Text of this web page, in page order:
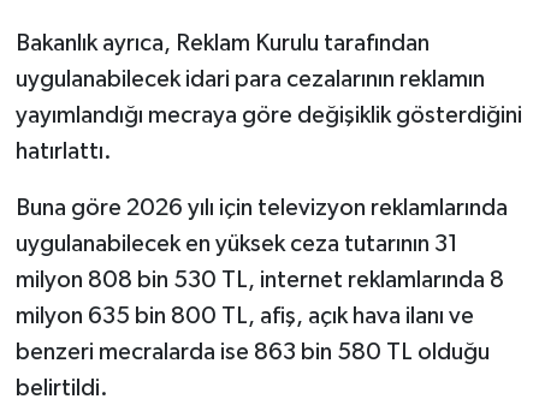
Bakanlık ayrıca, Reklam Kurulu tarafından
uygulanabilecek idari para cezalarının reklamın
yayımlandığı mecraya göre değişiklik gösterdiğini
hatırlattı.
Buna göre 2026 yılı için televizyon reklamlarında
uygulanabilecek en yüksek ceza tutarının 31
milyon 808 bin 530 TL, internet reklamlarında 8
milyon 635 bin 800 TL, afiş, açık hava ilanı ve
benzeri mecralarda ise 863 bin 580 TL olduğu
belirtildi.